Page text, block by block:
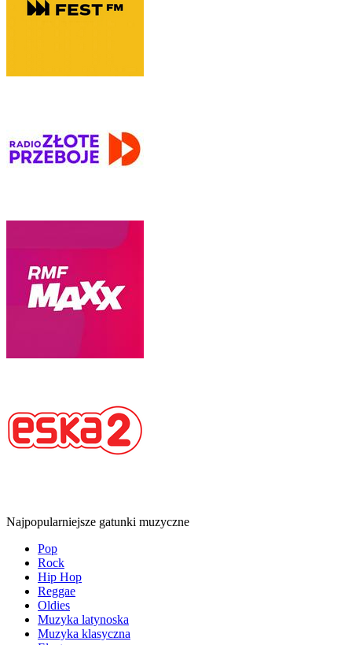
Najpopularniejsze gatunki muzyczne
Pop
Rock
Hip Hop
Reggae
Oldies
Muzyka latynoska
Muzyka klasyczna